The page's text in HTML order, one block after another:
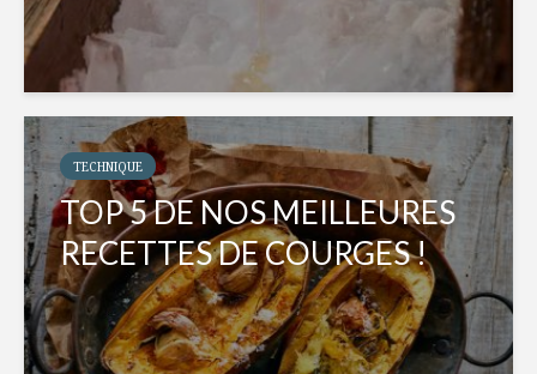
TECHNIQUE
TOP 5 DE NOS MEILLEURES
RECETTES DE COURGES !